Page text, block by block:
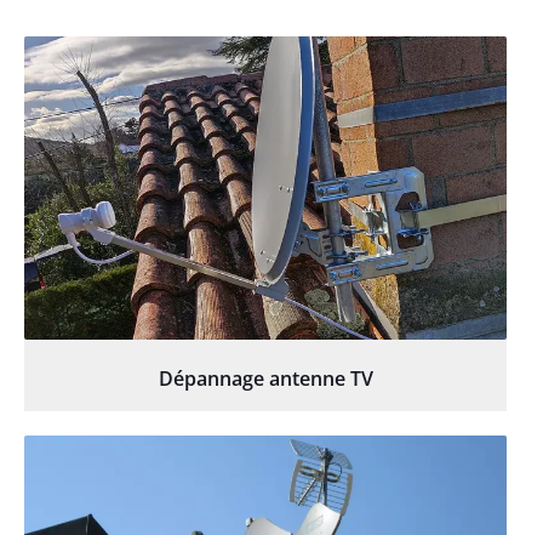
Dépannage antenne TV